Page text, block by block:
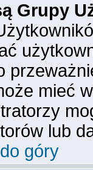
Grupy
mieć
lub
góry